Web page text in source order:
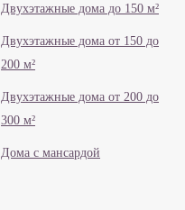
Двухэтажные дома до 150 м²
Двухэтажные дома от 150 до
200 м²
Двухэтажные дома от 200 до
300 м²
Дома с мансардой